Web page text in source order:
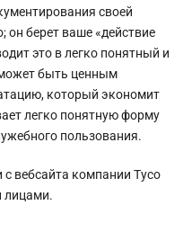
своей
он берет ваше «действие
это в легко понятный и
быть ценным
который экономит
легко понятную форму
пользования.
с вебсайта компании Tyco
лицами.